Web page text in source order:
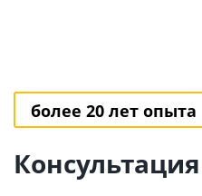
более 20 лет опыта